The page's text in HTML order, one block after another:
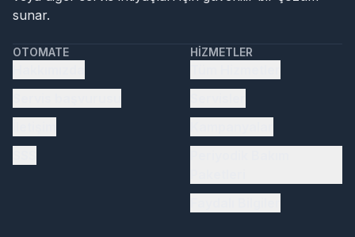
sunar.
OTOMATE HIZMETLER